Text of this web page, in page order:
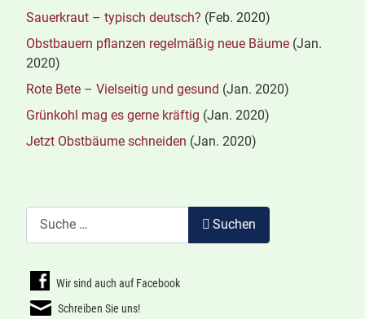
Sauerkraut – typisch deutsch? (Feb. 2020)
Obstbauern pflanzen regelmäßig neue Bäume (Jan.
2020)
Rote Bete – Vielseitig und gesund (Jan. 2020)
Grünkohl mag es gerne kräftig (Jan. 2020)
Jetzt Obstbäume schneiden (Jan. 2020)
Suchen
Wir sind auch auf Facebook
Schreiben Sie uns!